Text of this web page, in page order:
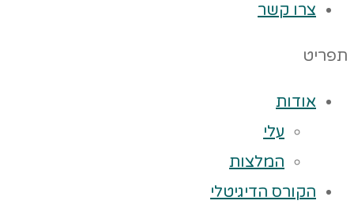
צרו קשר
תפריט
אודות
עלי
המלצות
הקורס הדיגיטלי